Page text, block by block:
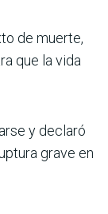
de muerte,
que la vida
y declaró
grave en